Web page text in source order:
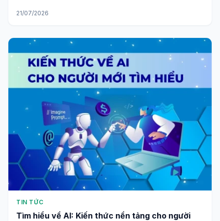
21/07/2026
TIN TỨC
Tìm hiểu về AI: Kiến thức nền tảng cho người